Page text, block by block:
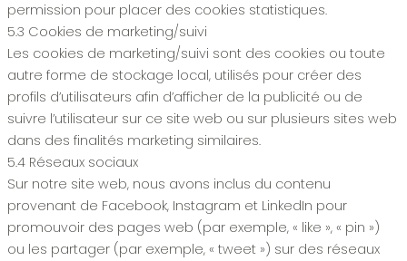
permission pour placer des cookies statistiques.
5.3 Cookies de marketing/suivi
Les cookies de marketing/suivi sont des cookies ou toute
autre forme de stockage local, utilisés pour créer des
profils d’utilisateurs afin d’afficher de la publicité ou de
suivre l’utilisateur sur ce site web ou sur plusieurs sites web
dans des finalités marketing similaires.
5.4 Réseaux sociaux
Sur notre site web, nous avons inclus du contenu
provenant de Facebook, Instagram et LinkedIn pour
promouvoir des pages web (par exemple, « like », « pin »)
ou les partager (par exemple, « tweet ») sur des réseaux